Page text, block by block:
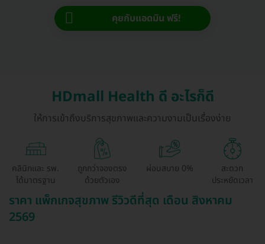
คุยกับแอดมิน ฟรี!
HDmall Health ดี อะไรก็ดี
ให้การเข้าถึงบริการสุขภาพและความงามเป็นเรื่องง่าย
คลินิกและ รพ.
ได้มาตรฐาน
ถูกกว่าจองตรง
ด้วยตัวเอง
ผ่อนสบาย 0%
สะดวก
ประหยัดเวลา
ราคา แพ็กเกจสุขภาพ รีวิวดีที่สุด เดือน สิงหาคม
2569